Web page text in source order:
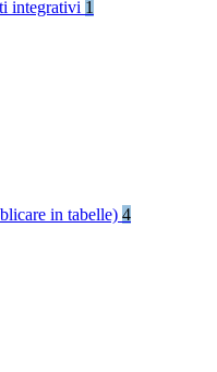
integrativi 1
in tabelle) 4